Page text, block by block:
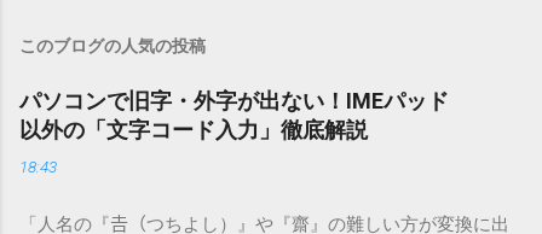
このブログの人気の投稿
パソコンで旧字・外字が出ない！IMEパッド
以外の「文字コード入力」徹底解説
18:43
「人名の『𠮷（つちよし）』や『齋』の難しい方が変換に出